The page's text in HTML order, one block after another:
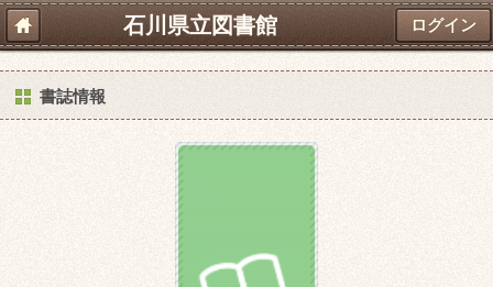
石川県立図書館 ログイン
書誌情報